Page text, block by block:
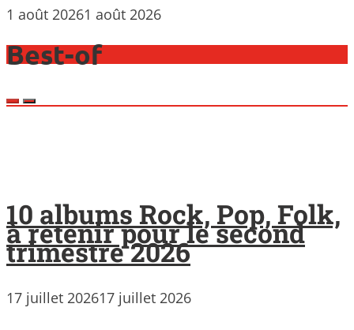
1 août 20261 août 2026
Best-of
10 albums Rock, Pop, Folk,
à retenir pour le second
trimestre 2026
17 juillet 202617 juillet 2026